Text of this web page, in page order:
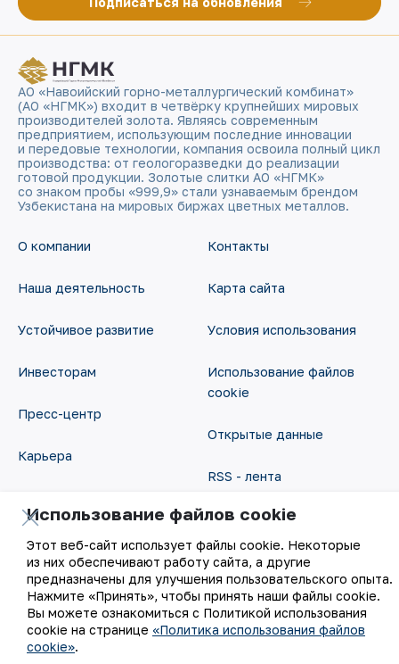
АО «Навоийский горно-металлургический комбинат»
(АО «НГМК») входит в четвёрку крупнейших мировых
производителей золота. Являясь современным
предприятием, использующим последние инновации
и передовые технологии, компания освоила полный цикл
производства: от геологоразведки до реализации
готовой продукции. Золотые слитки АО «НГМК»
со знаком пробы «999,9» стали узнаваемым брендом
Узбекистана на мировых биржах цветных металлов.
О компании
Наша деятельность
Устойчивое развитие
Инвесторам
Пресс-центр
Карьера
Контакты
Карта сайта
Условия использования
Использование файлов
cookie
Открытые данные
RSS - лента
© АО «НГМК»,2026
Использование файлов cookie
Этот веб-сайт использует файлы cookie. Некоторые
из них обеспечивают работу сайта, а другие
предназначены для улучшения пользовательского опыта.
Нажмите «Принять», чтобы принять наши файлы cookie.
Вы можете ознакомиться с Политикой использования
cookie на странице «Политика использования файлов
cookie».